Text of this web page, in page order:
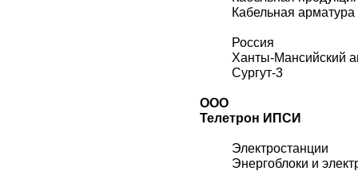
Кабельная арматура
Россия
Ханты-Мансийский
Сургут-3
ООО
Телетрон ИПСИ
Электростанции
Энергоблоки и